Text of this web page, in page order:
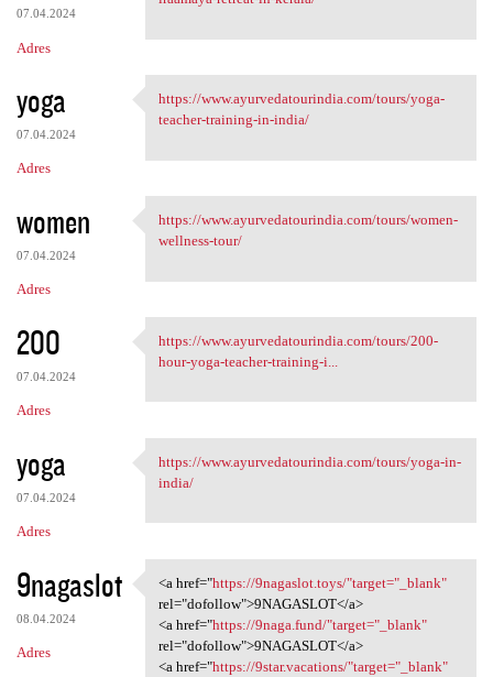
07.04.2024
Adres
yoga
07.04.2024
Adres
https://www.ayurvedatourindia
https://www.ayurvedatourindia.com/tours/yoga-
teacher-training-in-india/
women
07.04.2024
Adres
https://www.ayurvedatourindia
https://www.ayurvedatourindia.com/tours/women-
wellness-tour/
200
07.04.2024
Adres
https://www.ayurvedatourindia
https://www.ayurvedatourindia.com/tours/200-
hour-yoga-teacher-training-i...
yoga
07.04.2024
Adres
https://www.ayurvedatourindia
https://www.ayurvedatourindia.com/tours/yoga-in-
india/
9nagaslot
08.04.2024
Adres
<a href="https://9nagaslot
<a href="https://9nagaslot.toys/"target="_blank"
rel="dofollow">9NAGASLOT</a>
<a href="https://9naga.fund/"target="_blank"
rel="dofollow">9NAGASLOT</a>
<a href="https://9star.vacations/"target="_blank"